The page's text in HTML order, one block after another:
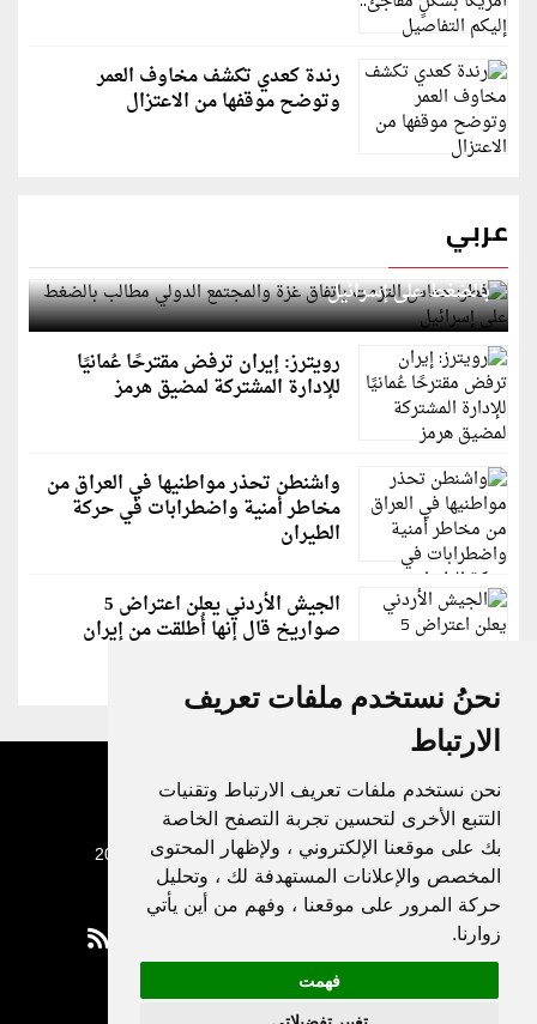
نحنُ نستخدم ملفات تعريف
الارتباط
نحن نستخدم ملفات تعريف الارتباط وتقنيات
التتبع الأخرى لتحسين تجربة التصفح الخاصة
بك على موقعنا الإلكتروني ، ولإظهار المحتوى
المخصص والإعلانات المستهدفة لك ، وتحليل
حركة المرور على موقعنا ، وفهم من أين يأتي
زوارنا.
فهمت
رندة كعدي تكشف مخاوف العمر
وتوضح موقفها من الاعتزال
عربي
قطر: حماس التزمت باتفاق غزة والمجتمع الدولي مطالب
بالضغط على إسرائيل
رويترز: إيران ترفض مقترحًا عُمانيًا
للإدارة المشتركة لمضيق هرمز
واشنطن تحذر مواطنيها في العراق من
مخاطر أمنية واضطرابات في حركة
الطيران
الجيش الأردني يعلن اعتراض 5
صواريخ قال إنها أُطلقت من إيران
جميع الحقوق محفوظة لدنيا الوطن © 2003 - 2022
Privacy Policy